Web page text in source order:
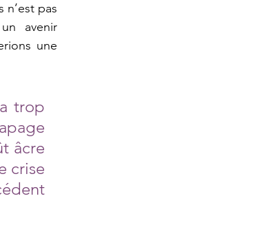
pas
avenir
une
trop
âcre
crise